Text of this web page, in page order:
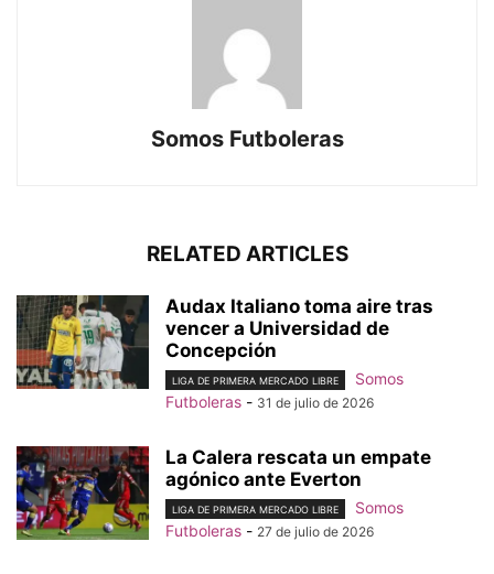
Somos Futboleras
RELATED ARTICLES
Audax Italiano toma aire tras
vencer a Universidad de
Concepción
LIGA DE PRIMERA MERCADO LIBRE
Somos
Futboleras - 31 de julio de 2026
La Calera rescata un empate
agónico ante Everton
LIGA DE PRIMERA MERCADO LIBRE
Somos
Futboleras - 27 de julio de 2026